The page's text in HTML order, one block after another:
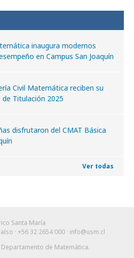
inaugura modernos
en Campus San Joaquín
Civil Matemática reciben su
Titulación 2025
disfrutaron del CMAT Básica
Ver todas
Santa María
· +56 32 2654 000 · info@usm.cl
Departamento de Matemática.